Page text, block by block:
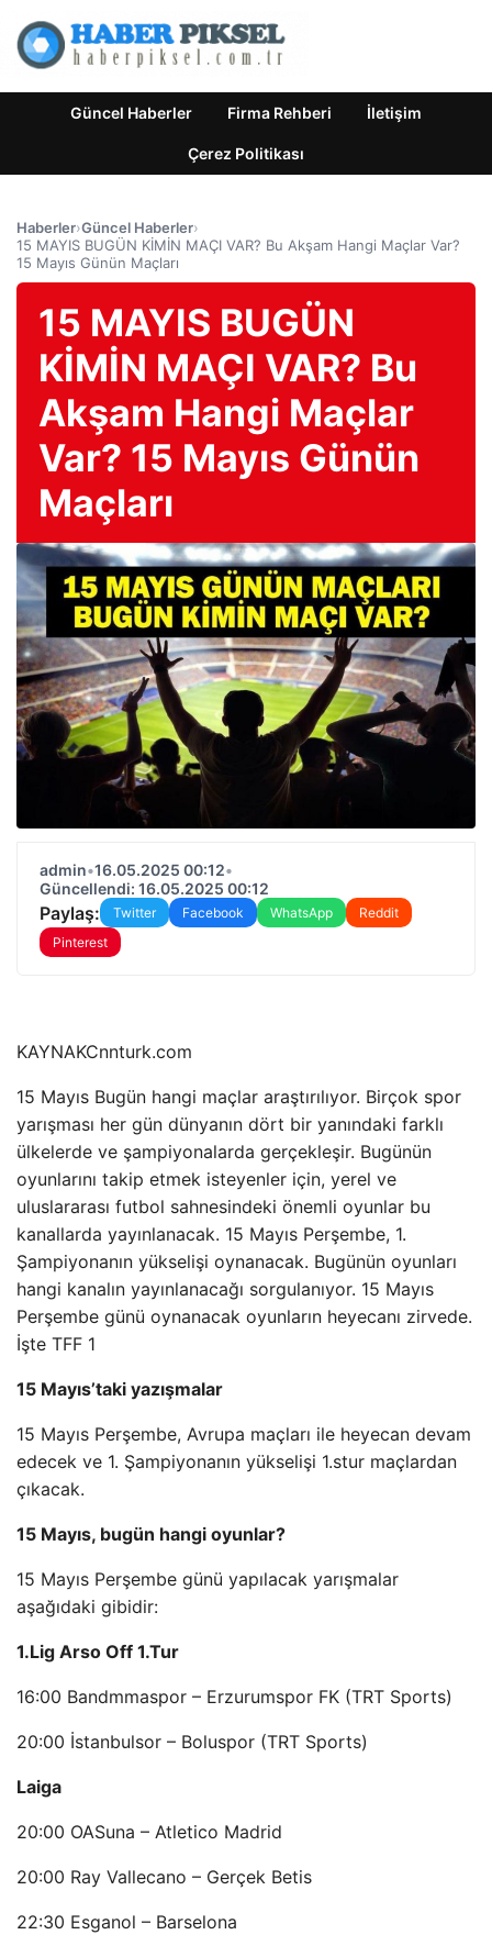
Güncel Haberler Firma Rehberi İletişim
Çerez Politikası
Haberler›Güncel Haberler›
15 MAYIS BUGÜN KİMİN MAÇI VAR? Bu Akşam Hangi Maçlar Var?
15 Mayıs Günün Maçları
15 MAYIS BUGÜN
KİMİN MAÇI VAR? Bu
Akşam Hangi Maçlar
Var? 15 Mayıs Günün
Maçları
admin•16.05.2025 00:12•
Güncellendi: 16.05.2025 00:12
Paylaş: Twitter Facebook WhatsApp
Reddit
Pinterest
KAYNAKCnnturk.com
15 Mayıs Bugün hangi maçlar araştırılıyor. Birçok spor
yarışması her gün dünyanın dört bir yanındaki farklı
ülkelerde ve şampiyonalarda gerçekleşir. Bugünün
oyunlarını takip etmek isteyenler için, yerel ve
uluslararası futbol sahnesindeki önemli oyunlar bu
kanallarda yayınlanacak. 15 Mayıs Perşembe, 1.
Şampiyonanın yükselişi oynanacak. Bugünün oyunları
hangi kanalın yayınlanacağı sorgulanıyor. 15 Mayıs
Perşembe günü oynanacak oyunların heyecanı zirvede.
İşte TFF 1
15 Mayıs’taki yazışmalar
15 Mayıs Perşembe, Avrupa maçları ile heyecan devam
edecek ve 1. Şampiyonanın yükselişi 1.stur maçlardan
çıkacak.
15 Mayıs, bugün hangi oyunlar?
15 Mayıs Perşembe günü yapılacak yarışmalar
aşağıdaki gibidir:
1.Lig Arso Off 1.Tur
16:00 Bandmmaspor – Erzurumspor FK (TRT Sports)
20:00 İstanbulsor – Boluspor (TRT Sports)
Laiga
20:00 OASuna – Atletico Madrid
20:00 Ray Vallecano – Gerçek Betis
22:30 Esganol – Barselona